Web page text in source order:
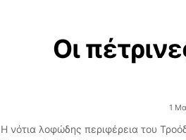
Οι
1
Η νότια λοφώδης περιφέρεια του